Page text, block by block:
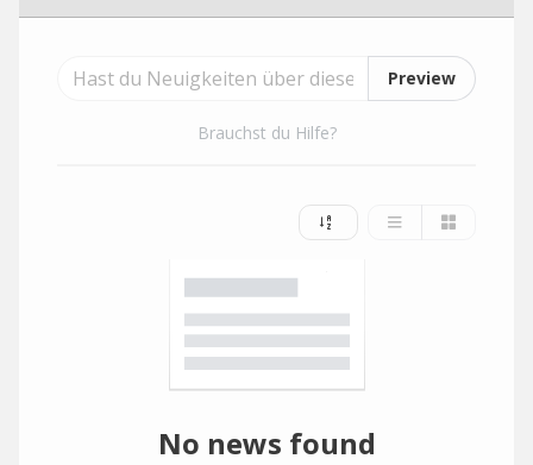
Preview
Brauchst du Hilfe?
No news found